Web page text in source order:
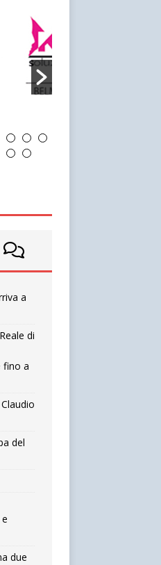
a
di
fino a
del
due